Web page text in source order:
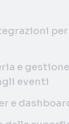
e
eventi
e